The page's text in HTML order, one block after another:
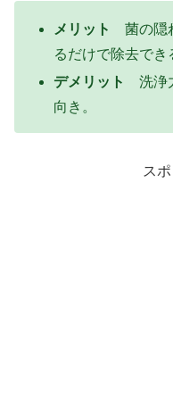
メリット
菌の隠
るだけで除去でき
デメリット
洗浄
向き。
ス